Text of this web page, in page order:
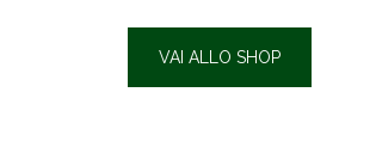
VAI ALLO SHOP